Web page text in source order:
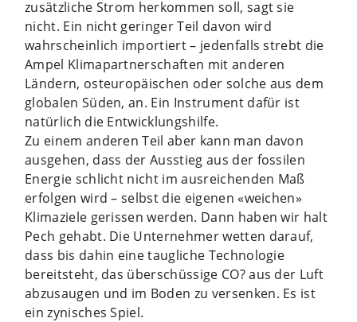
zusätzliche Strom herkommen soll, sagt sie
nicht. Ein nicht geringer Teil davon wird
wahrscheinlich importiert – jedenfalls strebt die
Ampel Klimapartnerschaften mit anderen
Ländern, osteuropäischen oder solche aus dem
globalen Süden, an. Ein Instrument dafür ist
natürlich die Entwicklungshilfe.
Zu einem anderen Teil aber kann man davon
ausgehen, dass der Ausstieg aus der fossilen
Energie schlicht nicht im ausreichenden Maß
erfolgen wird – selbst die eigenen «weichen»
Klimaziele gerissen werden. Dann haben wir halt
Pech gehabt. Die Unternehmer wetten darauf,
dass bis dahin eine taugliche Technologie
bereitsteht, das überschüssige CO? aus der Luft
abzusaugen und im Boden zu versenken. Es ist
ein zynisches Spiel.